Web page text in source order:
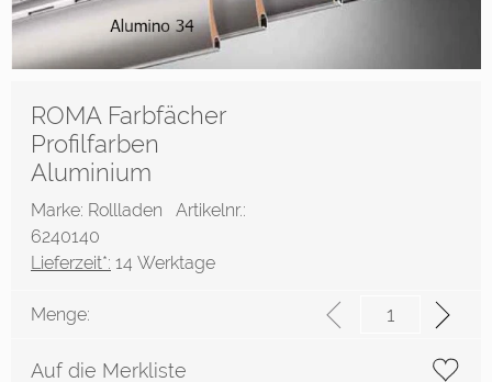
ROMA Farbfächer
Profilfarben
Aluminium
Marke: Rollladen Artikelnr.:
6240140
Lieferzeit*: 14 Werktage
Menge:
Auf die Merkliste